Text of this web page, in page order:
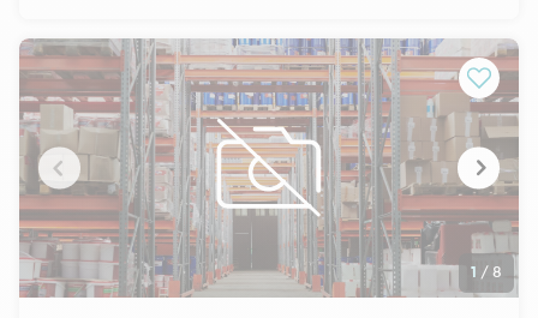
Disponible de suite
- Type de bail : Commercial
- Durée : 3/6/9 ans
- Préavis : 6 mois
- Fiscalité : TVA
- Indice : ILAT
- Indexation : Annuelle, date prise effet
- Dépôt de garantie : 3 mois HT
- Loyers et charges : Trimestriels et d'avance
1 / 8